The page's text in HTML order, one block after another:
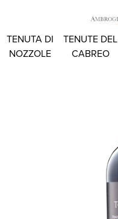
TENUTA DI
NOZZOLE
TENUTE DEL
CABREO